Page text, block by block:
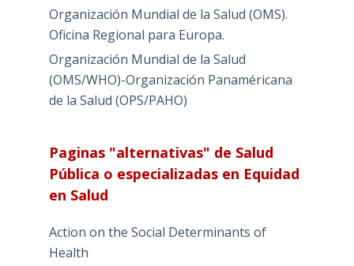
Organización Mundial de la Salud (OMS).
Oficina Regional para Europa.
Organización Mundial de la Salud
(OMS/WHO)-Organización Panaméricana
de la Salud (OPS/PAHO)
Paginas "alternativas" de Salud
Pública o especializadas en Equidad
en Salud
Action on the Social Determinants of
Health